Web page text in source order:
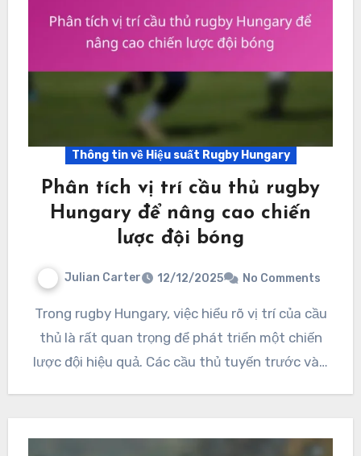
Thông tin về Hiệu suất Rugby Hungary
Phân tích vị trí cầu thủ rugby
Hungary để nâng cao chiến
lược đội bóng
Julian Carter 12/12/2025 No Comments
Trong rugby Hungary, việc hiểu rõ vị trí của cầu
thủ là rất quan trọng để phát triển một chiến
lược đội hiệu quả. Các cầu thủ tuyến trước và…